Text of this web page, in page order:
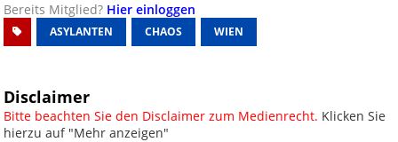
Bereits Mitglied? Hier einloggen
ASYLANTEN CHAOS WIEN
Disclaimer
Bitte beachten Sie den Disclaimer zum Medienrecht. Klicken Sie
hierzu auf "Mehr anzeigen"